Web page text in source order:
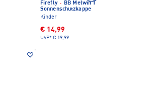
Firefly · BB Melwin T
Sonnenschutzkappe
Kinder
€ 14,99
UVP* € 19,99